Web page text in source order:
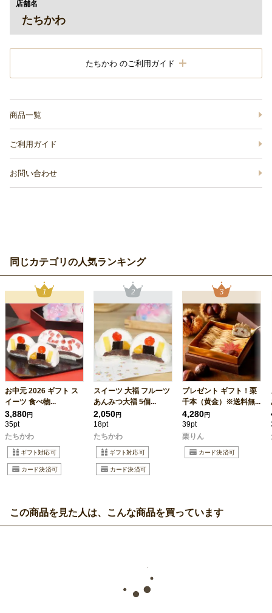
店舗名
たちかわ
たちかわ のご利用ガイド
商品一覧
ご利用ガイド
お問い合わせ
同じカテゴリの人気ランキング
お中元 2026 ギフト ス
イーツ 食べ物...
3,880円
35pt
たちかわ
スイーツ 大福 フルーツ
あんみつ大福 5個...
2,050円
18pt
たちかわ
プレゼント ギフト！栗
千本（黄金）※送料無...
4,280円
39pt
栗りん
この商品を見た人は、こんな商品を買っています